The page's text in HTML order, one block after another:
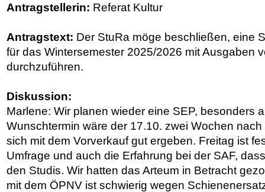
Antragstellerin: Referat Kultur
Antragstext: Der StuRa möge beschließen, eine
für das Wintersemester 2025/2026 mit Ausgaben
durchzuführen.
Diskussion:
Marlene: Wir planen wieder eine SEP, besonders
Wunschtermin wäre der 17.10. zwei Wochen
sich mit dem Vorverkauf gut ergeben. Freitag ist
Umfrage und auch die Erfahrung bei der SAF,
den Studis. Wir hatten das Arteum in Betracht
mit dem ÖPNV ist schwierig wegen